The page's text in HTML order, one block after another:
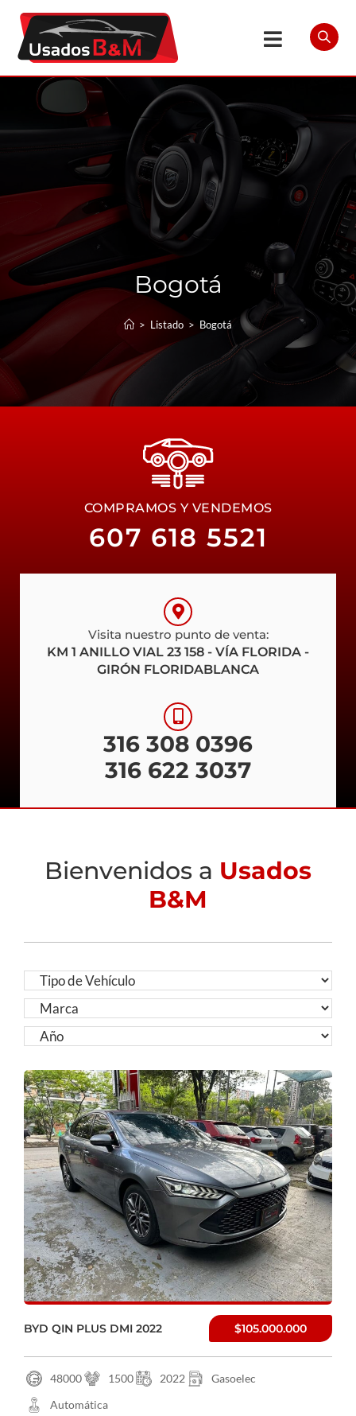
Bogotá
> Listado > Bogotá
COMPRAMOS Y VENDEMOS
607 618 5521
Visita nuestro punto de venta:
KM 1 ANILLO VIAL 23 158 - VÍA FLORIDA -
GIRÓN FLORIDABLANCA
316 308 0396
316 622 3037
Bienvenidos a Usados
B&M
BYD QIN PLUS DMI 2022 $105.000.000
48000 1500 2022
Gasoelec
Automática